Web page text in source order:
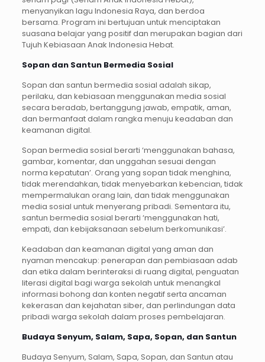
menyanyikan lagu Indonesia Raya, dan berdoa
bersama. Program ini bertujuan untuk menciptakan
suasana belajar yang positif dan merupakan bagian dari
Tujuh Kebiasaan Anak Indonesia Hebat.
Sopan dan Santun Bermedia Sosial
Sopan dan santun bermedia sosial adalah sikap,
perilaku, dan kebiasaan menggunakan media sosial
secara beradab, bertanggung jawab, empatik, aman,
dan bermanfaat dalam rangka menuju keadaban dan
keamanan digital.
Sopan bermedia sosial berarti ‘menggunakan bahasa,
gambar, komentar, dan unggahan sesuai dengan
norma kepatutan’. Orang yang sopan tidak menghina,
tidak merendahkan, tidak menyebarkan kebencian, tidak
mempermalukan orang lain, dan tidak menggunakan
media sosial untuk menyerang pribadi. Sementara itu,
santun bermedia sosial berarti ‘menggunakan hati,
empati, dan kebijaksanaan sebelum berkomunikasi’.
Keadaban dan keamanan digital yang aman dan
nyaman mencakup: penerapan dan pembiasaan adab
dan etika dalam berinteraksi di ruang digital, penguatan
literasi digital bagi warga sekolah untuk menangkal
informasi bohong dan konten negatif serta ancaman
kekerasan dan kejahatan siber, dan perlindungan data
pribadi warga sekolah dalam proses pembelajaran.
Budaya Senyum, Salam, Sapa, Sopan, dan Santun
Budaya Senyum, Salam, Sapa, Sopan, dan Santun atau